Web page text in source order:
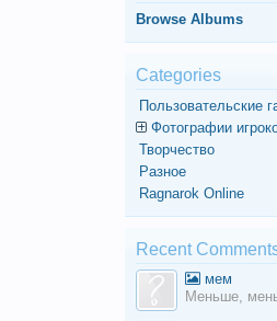
Browse Albums
Categories
Пользовательские
Фотографии
Творчество
Разное
Ragnarok Online
Recent
мем
Меньше,